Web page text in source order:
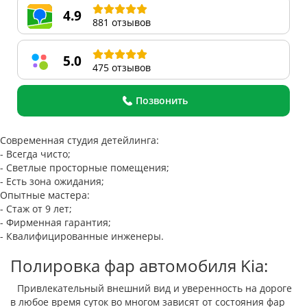
4.9 881 отзывов
5.0 475 отзывов
Позвонить
Современная студия детейлинга:
- Всегда чисто;
- Светлые просторные помещения;
- Есть зона ожидания;
Опытные мастера:
- Стаж от 9 лет;
- Фирменная гарантия;
- Квалифицированные инженеры.
Полировка фар автомобиля Kia:
Привлекательный внешний вид и уверенность на дороге
в любое время суток во многом зависят от состояния фар